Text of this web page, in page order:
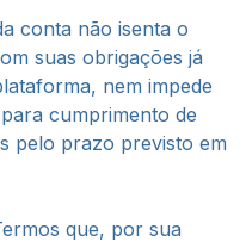
conta não isenta o
suas obrigações já
nem impede
cumprimento de
pelo prazo previsto em
que, por sua